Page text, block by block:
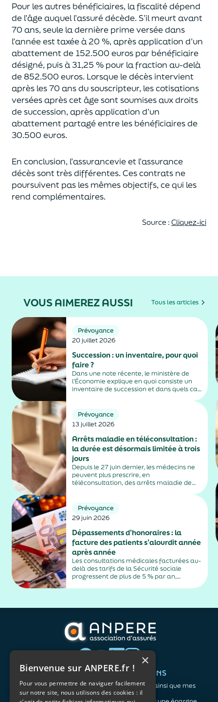
Pour les autres bénéficiaires, la fiscalité dépend
de l’âgeauquell’assuré décède. S’il meurt avant
70 ans, seule la dernière prime versée dans
l’année esttaxée à 20 %, après application d’un
abattement de 152.500 euros par bénéficiaire
désigné, puis à 31,25 % pour la fraction au-delà
de852.500 euros. Lorsque le décès intervient
après les 70 ans du souscripteur, les cotisations
versées après cet âge sont soumises aux droits
de succession, après application d’un
abattement partagé entre les bénéficiaires de
30.500 euros.
En conclusion, l’assurancevie et l’assurance
décès sont très différentes. Ces contrats ne
poursuivent pas les mêmes objectifs, ce qui les
rend complémentaires.
Source : Cliquez-ici
VOUS AIMEREZ AUSSI Tous les articles
Prévoyance
20 juillet 2026
Succession : un inventaire, pour quoi
faire ?
Dans une note récente, le ministère de
l’Économie explique en quoi consiste un
inventaire de succession et dans quels cas
Prévoyance
13 juillet 2026
Arrêts maladie en téléconsultation :
la durée est désormais limitée à trois
jours
Depuis le 27 juin dernier, les médecins ne
peuvent plus prescrire, en
téléconsultation, des arrêts maladie de
sociales et fiscales, s'inscrit dans un
durcissement plus...
Prévoyance
29 juin 2026
Dépassements d’honoraires : la
facture des patients s’alourdit année
après année
Les consultations médicales facturées au-
delà des tarifs de la Sécurité sociale
progressent de plus de 5 % par an,
alimentés par la montée en puissance des
QUI SOMMES-NOUS ?
L'association
Notre organisation
VOS BESOINS
Me protéger ainsi que mes
proches
×
Bienvenue sur ANPERE.fr !
Pour vous permettre de naviguer facilement
sur notre site, nous utilisons des cookies : il